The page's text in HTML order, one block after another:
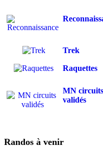
Trek
Raquettes
MN circuits
validés
Randos à venir